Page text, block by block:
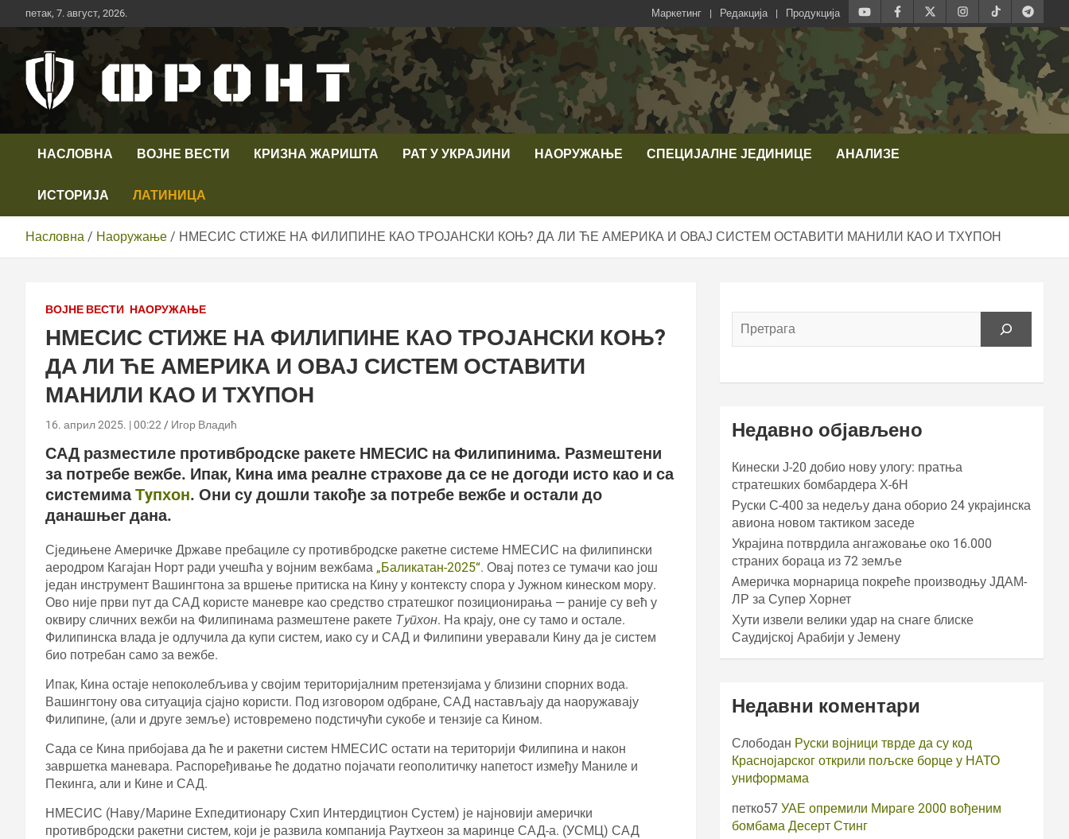
Скип
то
петак, 7. август, 2026. Маркетинг Редакција Продукција
Телевизија ФРОНТ
НАСЛОВНА ВОЈНЕ ВЕСТИ КРИЗНА ЖАРИШТА РАТ У УКРАЈИНИ НАОРУЖАЊЕ СПЕЦИЈАЛНЕ ЈЕДИНИЦЕ АНАЛИЗЕ
ИСТОРИЈА ЛАТИНИЦА
Насловна Наоружање НМЕСИС СТИЖЕ НА ФИЛИПИНЕ КАО ТРОЈАНСКИ КОЊ? ДА ЛИ ЋЕ АМЕРИКА И ОВАЈ СИСТЕМ ОСТАВИТИ МАНИЛИ КАО И ТХYПОН
ВОЈНЕ ВЕСТИ НАОРУЖАЊЕ
НМЕСИС СТИЖЕ НА ФИЛИПИНЕ КАО ТРОЈАНСКИ КОЊ?
ДА ЛИ ЋЕ АМЕРИКА И ОВАЈ СИСТЕМ ОСТАВИТИ
МАНИЛИ КАО И ТХYПОН
16. април 2025. | 00:22 Игор Владић
САД разместиле противбродске ракете НМЕСИС на Филипинима. Размештени
за потребе вежбе. Ипак, Кина има реалне страхове да се не догоди исто као и са
системимаТyпхон. Они су дошли такође за потребе вежбе и остали до
данашњег дана.
Сједињене Америчке Државе пребациле су противбродске ракетне системе НМЕСИС на филипински
аеродром Кагајан Норт ради учешћа у војним вежбама „Баликатан-2025“. Овај потез се тумачи као још
један инструмент Вашингтона за вршење притиска на Кину у контексту спора у Јужном кинеском мору.
Ово није први пут да САД користе маневре као средство стратешког позиционирања — раније су већ у
оквиру сличних вежби на Филипинама размештене ракете Тyпхон. На крају, оне су тамо и остале.
Филипинска влада је одлучила да купи систем, иако су и САД и Филипини уверавали Кину да је систем
био потребан само за вежбе.
Ипак, Кина остаје непоколебљива у својим територијалним претензијама у близини спорних вода.
Вашингтону ова ситуација сјајно користи. Под изговором одбране, САД настављају да наоружавају
Филипине, (али и друге земље) истовремено подстичући сукобе и тензије са Кином.
Сада се Кина прибојава да ће и ракетни систем НМЕСИС остати на територији Филипина и након
завршетка маневара. Распоређивање ће додатно појачати геополитичку напетост између Маниле и
Пекинга, али и Кине и САД.
НМЕСИС (Навy/Марине Еxпедитионарy Схип Интердицтион Сyстем) је најновији амерички
противбродски ракетни систем, који је развила компанија Раyтхеон за маринце САД-а. (УСМЦ) САД
Недавно објављено
Кинески Ј-20 добио нову улогу: пратња
стратешких бомбардера Х-6Н
Руски С-400 за недељу дана оборио 24 украјинска
авиона новом тактиком заседе
Украјина потврдила ангажовање око 16.000
страних бораца из 72 земље
Америчка морнарица покреће производњу ЈДАМ-
ЛР за Супер Хорнет
Хути извели велики удар на снаге блиске
Саудијској Арабији у Јемену
Недавни коментари
Слободан Руски војници тврде да су код
Краснојарског открили пољске борце у НАТО
униформама
петко57 УАЕ опремили Мираге 2000 вођеним
бомбама Десерт Стинг